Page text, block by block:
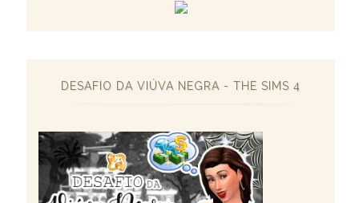
DESAFIO DA VIÚVA NEGRA - THE SIMS 4